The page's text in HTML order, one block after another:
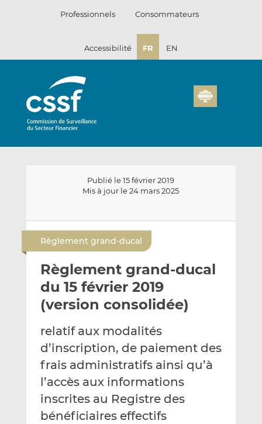
Professionnels Consommateurs
Accessibilité FR EN
Publié le 15 février 2019
Mis à jour le 24 mars 2025
n
v
o
y
e
p
r
e
m
i
l
a
r
t
a
g
e
r
u
r
L
n
k
e
a
r
t
a
g
e
r
u
r
F
c
e
b
Règlement grand-ducal
Règlement grand-ducal
du 15 février 2019
(version consolidée)
relatif aux modalités
d’inscription, de paiement des
frais administratifs ainsi qu’à
l’accès aux informations
inscrites au Registre des
bénéficiaires effectifs